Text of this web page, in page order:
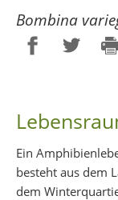
Bombina
Ein
besteht aus dem
dem